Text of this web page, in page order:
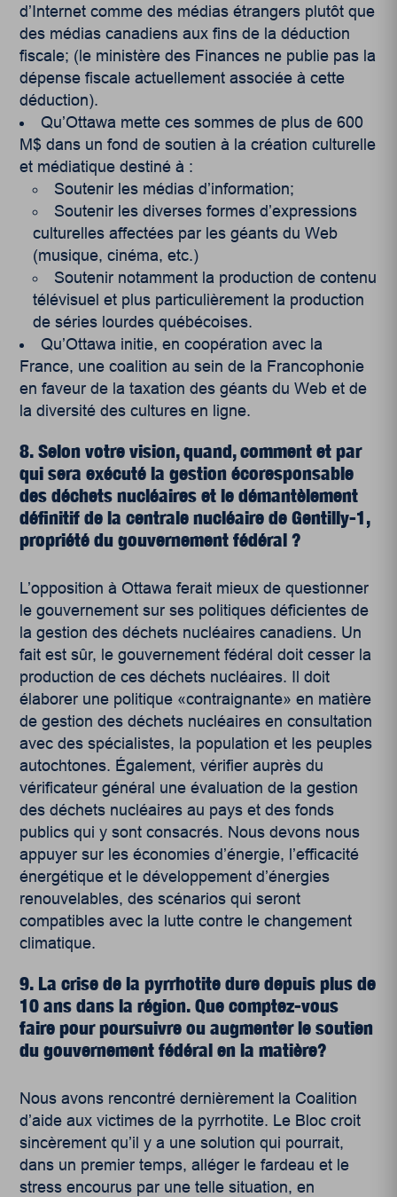
d’Internet comme des médias étrangers plutôt que
des médias canadiens aux fins de la déduction
fiscale; (le ministère des Finances ne publie pas la
dépense fiscale actuellement associée à cette
déduction).
Qu’Ottawa mette ces sommes de plus de 600
M$ dans un fond de soutien à la création culturelle
et médiatique destiné à :
Soutenir les médias d’information;
Soutenir les diverses formes d’expressions
culturelles affectées par les géants du Web
(musique, cinéma, etc.)
Soutenir notamment la production de contenu
télévisuel et plus particulièrement la production
de séries lourdes québécoises.
Qu’Ottawa initie, en coopération avec la
France, une coalition au sein de la Francophonie
en faveur de la taxation des géants du Web et de
la diversité des cultures en ligne.
8. Selon votre vision, quand, comment et par
qui sera exécuté la gestion écoresponsable
des déchets nucléaires et le démantèlement
définitif de la centrale nucléaire de Gentilly-1,
propriété du gouvernement fédéral ?
L’opposition à Ottawa ferait mieux de questionner
le gouvernement sur ses politiques déficientes de
la gestion des déchets nucléaires canadiens. Un
fait est sûr, le gouvernement fédéral doit cesser la
production de ces déchets nucléaires. Il doit
élaborer une politique «contraignante» en matière
de gestion des déchets nucléaires en consultation
avec des spécialistes, la population et les peuples
autochtones. Également, vérifier auprès du
vérificateur général une évaluation de la gestion
des déchets nucléaires au pays et des fonds
publics qui y sont consacrés. Nous devons nous
appuyer sur les économies d’énergie, l’efficacité
énergétique et le développement d’énergies
renouvelables, des scénarios qui seront
compatibles avec la lutte contre le changement
climatique.
9. La crise de la pyrrhotite dure depuis plus de
10 ans dans la région. Que comptez-vous
faire pour poursuivre ou augmenter le soutien
du gouvernement fédéral en la matière?
Nous avons rencontré dernièrement la Coalition
d’aide aux victimes de la pyrrhotite. Le Bloc croit
sincèrement qu’il y a une solution qui pourrait,
dans un premier temps, alléger le fardeau et le
stress encourus par une telle situation, en